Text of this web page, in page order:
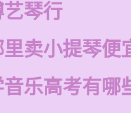
琴行
卖小提琴便
乐高考有哪